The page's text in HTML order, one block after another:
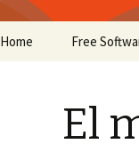
Home Free
El